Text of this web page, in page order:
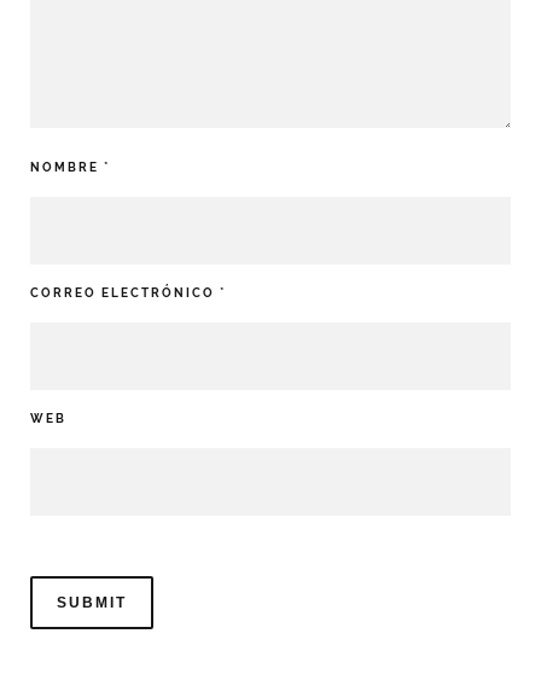
NOMBRE *
CORREO ELECTRÓNICO *
WEB